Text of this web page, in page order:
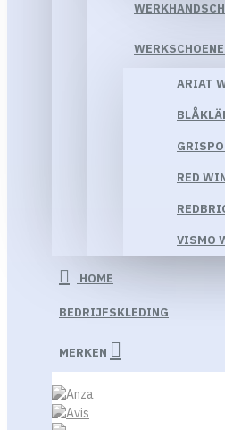
ARIAT
RED
VISMO
HOME
BEDRIJFSKLEDING
MERKEN